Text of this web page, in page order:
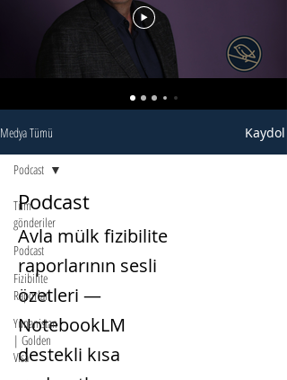
Medya Tümü Kaydol
Tüm
gönderiler
Podcast
Fizibilite
Raporları
Yunanistan
| Golden
Visa
Podcast
Podcast
Avla mülk fizibilite
raporlarının sesli
özetleri —
NotebookLM
destekli kısa